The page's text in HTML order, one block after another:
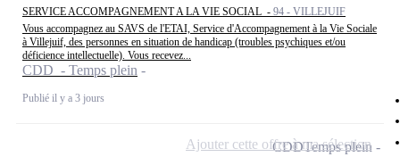
SERVICE ACCOMPAGNEMENT A LA VIE SOCIAL - 94 - VILLEJUIF
Vous accompagnez au SAVS de l'ETAI, Service d'Accompagnement à la Vie Sociale
à Villejuif, des personnes en situation de handicap (troubles psychiques et/ou
déficience intellectuelle). Vous recevez...
CDD - Temps plein
Publié il y a 3 jours
CDDTemps plein
Ajouter cette offre à ma sélection